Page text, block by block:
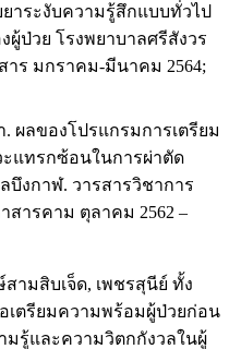
าระงับความรู้สึกแบบทั่วไป
ป่วย โรงพยาบาลศรีสังวร
ร มกราคม-มีนาคม 2564;
ผลของโปรแกรมการเตรียม
แทรกซ้อนในการผ่าตัด
บึงกาฬ. วารสารวิชาการ
ารคาม ตุลาคม 2562 –
ามสิบเจ็ด, เพชรสุนีย์ ทั้ง
เตรียมความพร้อมผู้ป่วยก่อน
มรู้และความวิตกกังวลในผู้